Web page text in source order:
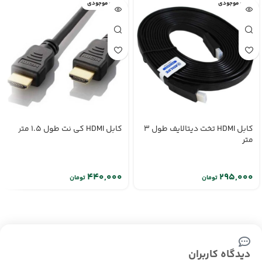
اتمام موجودی
کابل HDMI تخت دیتالایف طول 3
متر
تومان
اتمام موجودی
کابل HDMI کی نت طول 1.5 متر
تومان
دیدگاه کاربران